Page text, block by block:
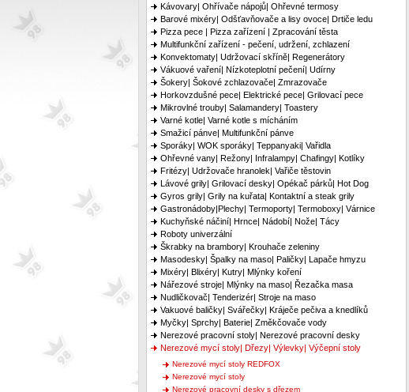
Kávovary| Ohřívače nápojů| Ohřevné termosy
Barové mixéry| Odšťavňovače a lisy ovoce| Drtiče ledu
Pizza pece | Pizza zařízení | Zpracování těsta
Multifunkční zařízení - pečení, udržení, zchlazení
Konvektomaty| Udržovací skříně| Regenerátory
Vákuové vaření| Nízkoteplotní pečení| Udírny
Šokery| Šokové zchlazovače| Zmrazovače
Horkovzdušné pece| Elektrické pece| Grilovací pece
Mikrovlné trouby| Salamandery| Toastery
Varné kotle| Varné kotle s mícháním
Smažicí pánve| Multifunkční pánve
Sporáky| WOK sporáky| Teppanyaki| Vařidla
Ohřevné vany| Režony| Infralampy| Chafingy| Kotlíky
Fritézy| Udržovače hranolek| Vařiče těstovin
Lávové grily| Grilovací desky| Opékač párků| Hot Dog
Gyros grily| Grily na kuřata| Kontaktní a steak grily
Gastronádoby|Plechy| Termoporty| Termoboxy| Várnice
Kuchyňské náčiní| Hrnce| Nádobí| Nože| Tácy
Roboty univerzální
Škrabky na brambory| Krouhače zeleniny
Masodesky| Špalky na maso| Paličky| Lapače hmyzu
Mixéry| Blixéry| Kutry| Mlýnky koření
Nářezové stroje| Mlýnky na maso| Řezačka masa
Nudličkovač| Tenderizér| Stroje na maso
Vakuové baličky| Svářečky| Kráječe pečiva a knedlíků
Myčky| Sprchy| Baterie| Změkčovače vody
Nerezové pracovní stoly| Nerezové pracovní desky
Nerezové mycí stoly| Dřezy| Výlevky| Výčepní stoly
Nerezové mycí stoly REDFOX
Nerezové mycí stoly
Nerezové pracovní desky s dřezem